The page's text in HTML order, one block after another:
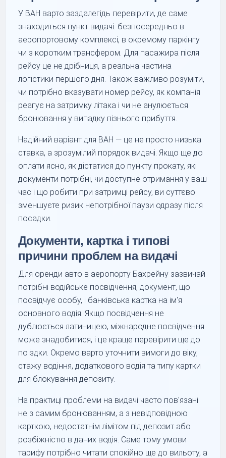
У BAH варто заздалегідь перевірити, де саме
знаходиться пункт видачі: безпосередньо в
аеропортовому комплексі, в окремому паркінгу
чи з коротким трансфером. Для пасажира після
рейсу це не дрібниця, а реальна частина
логістики першого дня. Також важливо розуміти,
чи потрібно вказувати номер рейсу, як компанія
реагує на затримку літака і чи не анулюється
бронювання у випадку пізнього прибуття.
Надійний варіант для BAH — це не просто низька
ставка, а зрозумілий порядок видачі. Якщо ще до
оплати ясно, як дістатися до пункту прокату, які
документи потрібні, чи доступне отримання у ваш
час і що робити при затримці рейсу, ви суттєво
зменшуєте ризик непотрібної паузи одразу після
посадки.
Документи, картка і типові
причини проблем на видачі
Для оренди авто в аеропорту Бахрейну зазвичай
потрібні водійське посвідчення, документ, що
посвідчує особу, і банківська картка на ім'я
основного водія. Якщо посвідчення не
дублюється латиницею, міжнародне посвідчення
може знадобитися, і це краще перевірити ще до
поїздки. Окремо варто уточнити вимоги до віку,
стажу водіння, додаткового водія та типу картки
для блокування депозиту.
На практиці проблеми на видачі часто пов'язані
не з самим бронюванням, а з невідповідною
карткою, недостатнім лімітом під депозит або
розбіжністю в даних водія. Саме тому умови
тарифу потрібно читати спокійно ще до вильоту, а